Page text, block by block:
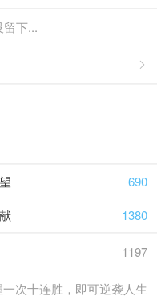
下...

690
1380
1197
次十连胜，即可逆袭人生